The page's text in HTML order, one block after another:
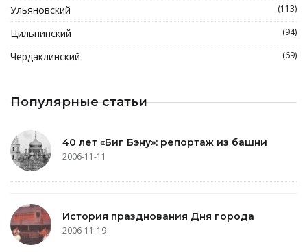
Ульяновский (113)
Цильнинский (94)
Чердаклинский (69)
Популярные статьи
40 лет «Биг Бэну»: репортаж из башни
2006-11-11
История празднования Дня города
2006-11-19